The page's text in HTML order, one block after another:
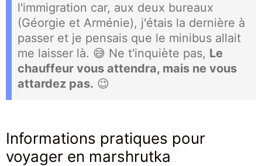
l'immigration car, aux deux bureaux
(Géorgie et Arménie), j'étais la dernière à
passer et je pensais que le minibus allait
me laisser là. 😅 Ne t'inquiète pas, Le
chauffeur vous attendra, mais ne vous
attardez pas. 😉
Informations pratiques pour
voyager en marshrutka